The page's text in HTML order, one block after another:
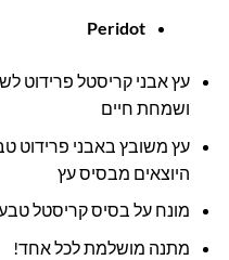
Peridot
עץ אבני קריסטל פרידוט
ושמחת חיים
עץ משובץ באבני פרידוט
היוצאים מבסיס עץ
מונח על בסיס קריסטל
מתנה מושלמת לכל אחד!